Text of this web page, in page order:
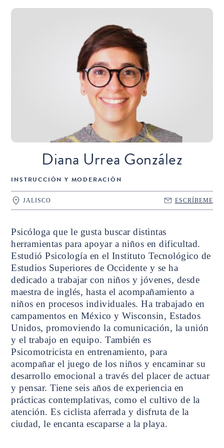
Diana Urrea González
INSTRUCCIÓN Y MODERACIÓN
JALISCO ESCRÍBEME
Psicóloga que le gusta buscar distintas
herramientas para apoyar a niños en dificultad.
Estudió Psicología en el Instituto Tecnológico de
Estudios Superiores de Occidente y se ha
dedicado a trabajar con niños y jóvenes, desde
maestra de inglés, hasta el acompañamiento a
niños en procesos individuales. Ha trabajado en
campamentos en México y Wisconsin, Estados
Unidos, promoviendo la comunicación, la unión
y el trabajo en equipo. También es
Psicomotricista en entrenamiento, para
acompañar el juego de los niños y encaminar su
desarrollo emocional a través del placer de actuar
y pensar. Tiene seis años de experiencia en
prácticas contemplativas, como el cultivo de la
atención. Es ciclista aferrada y disfruta de la
ciudad, le encanta escaparse a la playa.